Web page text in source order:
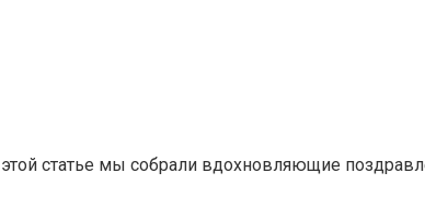
статье мы собрали вдохновляющие